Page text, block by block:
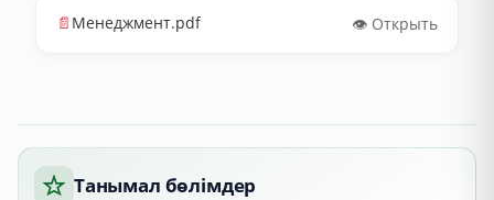
📄 Менеджмент.pdf 👁️ Открыть
Танымал бөлімдер